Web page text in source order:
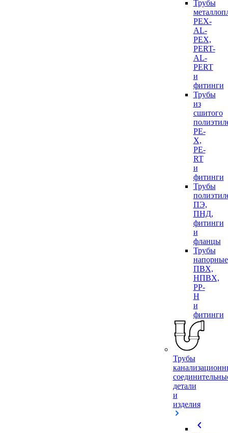
Трубы
PEX-
AL-
PEX,
PERT-
AL-
PERT
и
фитинги
Трубы
из
сшитого
PE-
X,
PE-
RT
и
фитинги
Трубы
ПЭ,
ПНД,
фитинги
и
фланцы
Трубы
напорные
ПВХ,
НПВХ,
PP-
H
и
фитинги
Трубы
детали
и
изделия
chevron_left